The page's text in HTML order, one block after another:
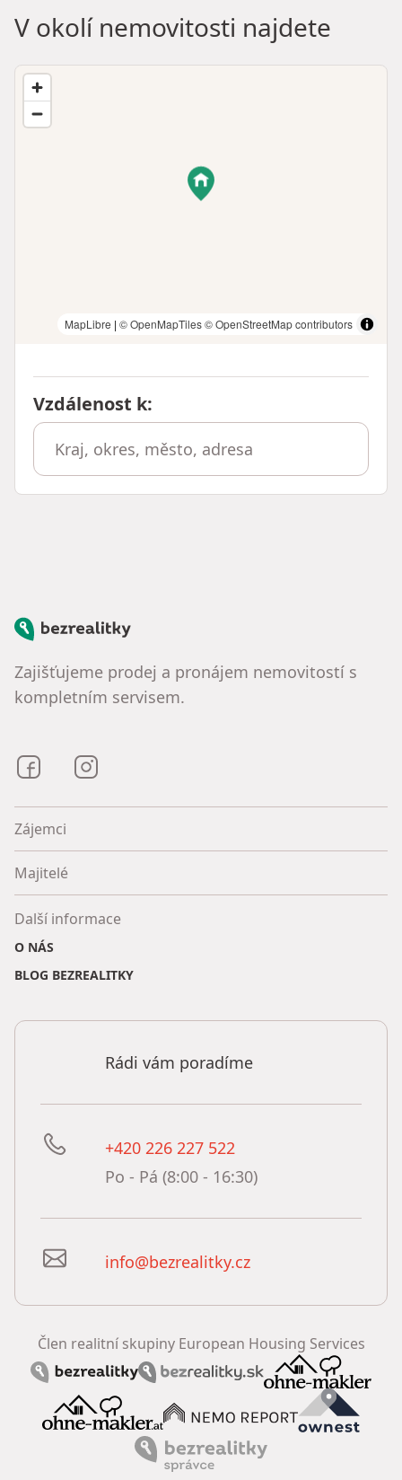
V okolí nemovitosti najdete
MapLibre | © OpenMapTiles© OpenStreetMap contributors
Vzdálenost k:
Bezrealitky
Zajišťujeme prodej a pronájem nemovitostí s
kompletním servisem.
Bezrealitky na Facebooku
Zájemci
Majitelé
Další informace
O NÁS
BLOG BEZREALITKY
Rádi vám poradíme
+420 226 227 522
Po - Pá (8:00 - 16:30)
info@bezrealitky.cz
Člen realitní skupiny European Housing Services